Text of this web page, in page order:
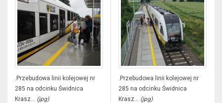
.Przebudowa linii kolejowej nr
285 na odcinku Świdnica
Krasz... (jpg)
.Przebudowa linii kolejowej nr
285 na odcinku Świdnica
Krasz... (jpg)